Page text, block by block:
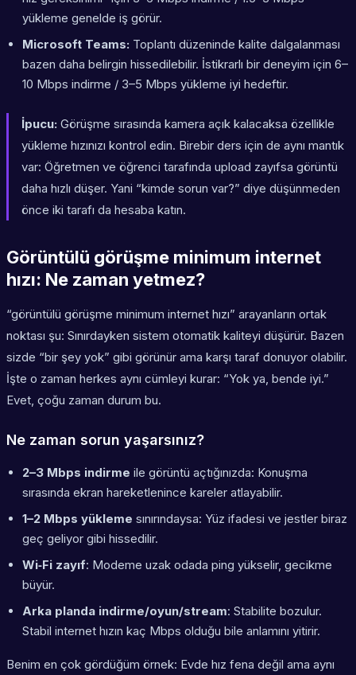
yükleme genelde iş görür.
Microsoft Teams: Toplantı düzeninde kalite dalgalanması
bazen daha belirgin hissedilebilir. İstikrarlı bir deneyim için 6–
10 Mbps indirme / 3–5 Mbps yükleme iyi hedeftir.
İpucu: Görüşme sırasında kamera açık kalacaksa özellikle
yükleme hızınızı kontrol edin. Birebir ders için de aynı mantık
var: Öğretmen ve öğrenci tarafında upload zayıfsa görüntü
daha hızlı düşer. Yani “kimde sorun var?” diye düşünmeden
önce iki tarafı da hesaba katın.
Görüntülü görüşme minimum internet
hızı: Ne zaman yetmez?
“görüntülü görüşme minimum internet hızı” arayanların ortak
noktası şu: Sınırdayken sistem otomatik kaliteyi düşürür. Bazen
sizde “bir şey yok” gibi görünür ama karşı taraf donuyor olabilir.
İşte o zaman herkes aynı cümleyi kurar: “Yok ya, bende iyi.”
Evet, çoğu zaman durum bu.
Ne zaman sorun yaşarsınız?
2–3 Mbps indirme ile görüntü açtığınızda: Konuşma
sırasında ekran hareketlenince kareler atlayabilir.
1–2 Mbps yükleme sınırındaysa: Yüz ifadesi ve jestler biraz
geç geliyor gibi hissedilir.
Wi‑Fi zayıf: Modeme uzak odada ping yükselir, gecikme
büyür.
Arka planda indirme/oyun/stream: Stabilite bozulur.
Stabil internet hızın kaç Mbps olduğu bile anlamını yitirir.
Benim en çok gördüğüm örnek: Evde hız fena değil ama aynı